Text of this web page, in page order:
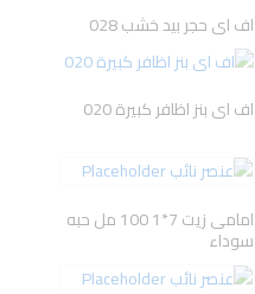
Oral-B
Gillette
ANIVAGENE
Herbal
Essences
اف اى حجر بيد خشب 028
اف اى بنز اظافر كبيرة 020
امامى زيت 7*1 100 مل حبه
سوداء